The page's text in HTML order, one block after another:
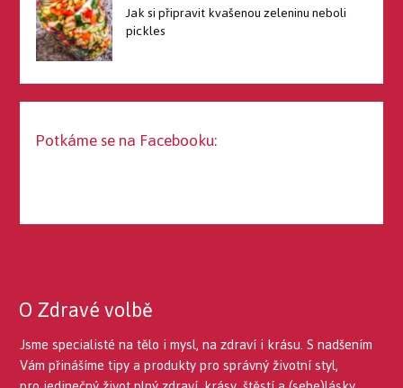
Jak si připravit kvašenou zeleninu neboli
pickles
Potkáme se na Facebooku:
O Zdravé volbě
Jsme specialisté na tělo i mysl, na zdraví i krásu. S nadšením
Vám přinášíme tipy a produkty pro správný životní styl,